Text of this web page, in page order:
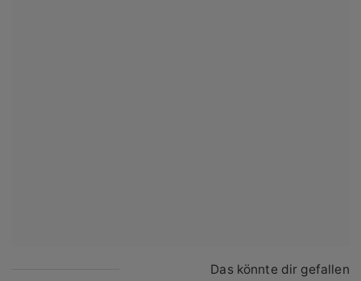
Das könnte dir gefallen